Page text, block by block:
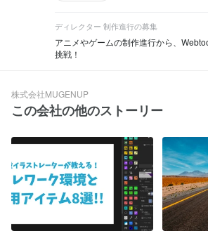
ディレクター 制作進行の募集
アニメやゲームの制作進行から、
挑戦！
株式会社MUGENUP
この会社の他のストーリー